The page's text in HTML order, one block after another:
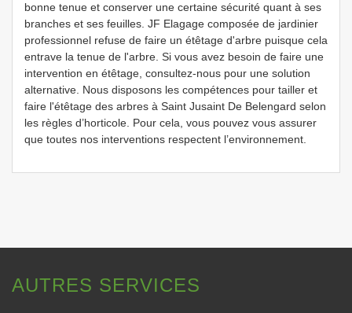
bonne tenue et conserver une certaine sécurité quant à ses
branches et ses feuilles. JF Elagage composée de jardinier
professionnel refuse de faire un étêtage d'arbre puisque cela
entrave la tenue de l'arbre. Si vous avez besoin de faire une
intervention en étêtage, consultez-nous pour une solution
alternative. Nous disposons les compétences pour tailler et
faire l'étêtage des arbres à Saint Jusaint De Belengard selon
les règles d’horticole. Pour cela, vous pouvez vous assurer
que toutes nos interventions respectent l’environnement.
AUTRES SERVICES